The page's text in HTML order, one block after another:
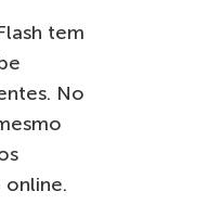
tem
No
online.